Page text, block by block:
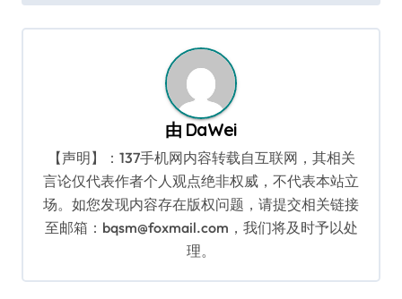
导
由 DaWei
【声明】：137手机网内容转载自互联网，其相关
言论仅代表作者个人观点绝非权威，不代表本站立
场。如您发现内容存在版权问题，请提交相关链接
至邮箱：bqsm@foxmail.com，我们将及时予以处
理。